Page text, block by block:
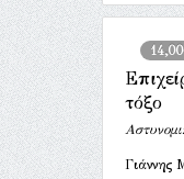
τόξο
Γιάννης